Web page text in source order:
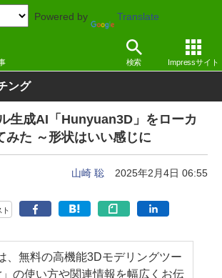
Powered by Translate
検索 Impressサイト
音楽
ング
生成AI「Hunyuan3D」をローカ
みた ～形状はいい感じに
山崎 聡 2025年2月4日 06:55
ト
、無料の高機能3Dモデリングツー
の使い方や関連情報を幅広くお伝